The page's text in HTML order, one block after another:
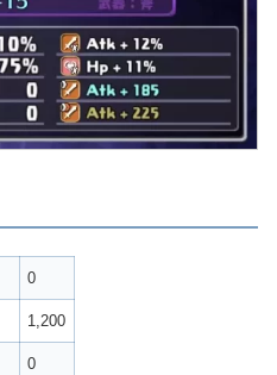
0
1,200
0